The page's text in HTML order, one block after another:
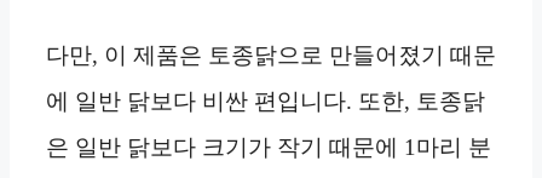
다만, 이 제품은 토종닭으로 만들어졌기 때문
에 일반 닭보다 비싼 편입니다. 또한, 토종닭
은 일반 닭보다 크기가 작기 때문에 1마리 분